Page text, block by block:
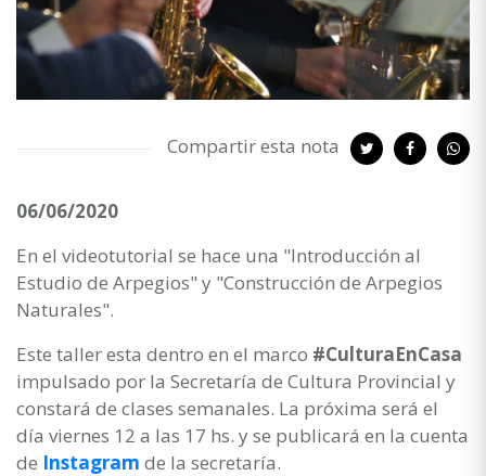
Compartir esta nota
06/06/2020
En el videotutorial se hace una "Introducción al
Estudio de Arpegios" y "Construcción de Arpegios
Naturales".
Este taller esta dentro en el marco #CulturaEnCasa
impulsado por la Secretaría de Cultura Provincial y
constará de clases semanales. La próxima será el
día viernes 12 a las 17 hs. y se publicará en la cuenta
de Instagram de la secretaría.